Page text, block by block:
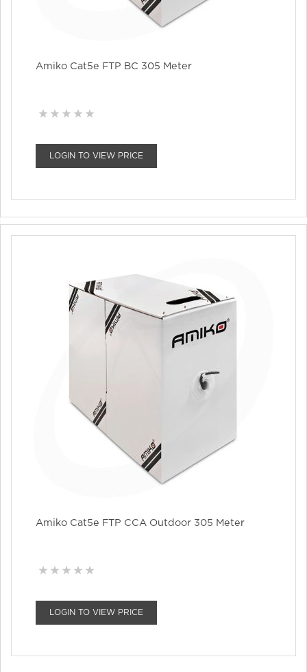
Amiko Cat5e FTP BC 305 Meter
LOGIN TO VIEW PRICE
Amiko Cat5e FTP CCA Outdoor 305 Meter
LOGIN TO VIEW PRICE